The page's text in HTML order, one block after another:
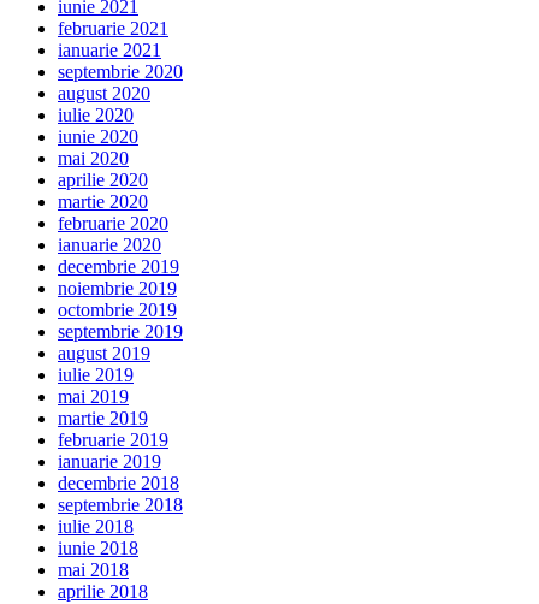
iunie 2021
februarie 2021
ianuarie 2021
septembrie 2020
august 2020
iulie 2020
iunie 2020
mai 2020
aprilie 2020
martie 2020
februarie 2020
ianuarie 2020
decembrie 2019
noiembrie 2019
octombrie 2019
septembrie 2019
august 2019
iulie 2019
mai 2019
martie 2019
februarie 2019
ianuarie 2019
decembrie 2018
septembrie 2018
iulie 2018
iunie 2018
mai 2018
aprilie 2018